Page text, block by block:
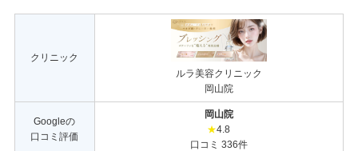
クリニック
ルラ美容クリニック
岡山院
Googleの
口コミ評価
岡山院
★4.8
口コミ 336件